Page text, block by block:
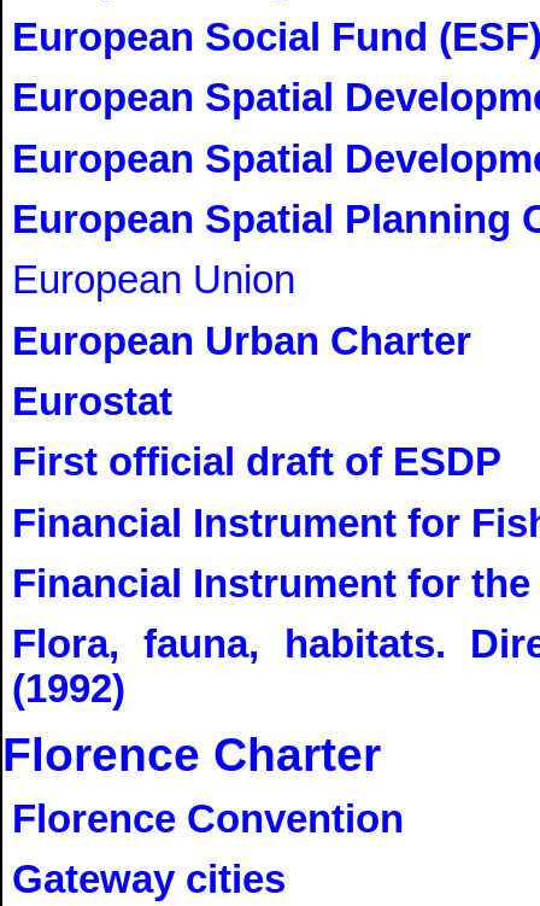
European Social Fund
European Spatial
European Spatial
European Spatial Planning
European Union
European Urban Charter
Eurostat
First official draft of ESDP
Financial Instrument for
Financial Instrument for
Flora, fauna, habitats.
(1992)
Florence Charter
Florence Convention
Gateway cities